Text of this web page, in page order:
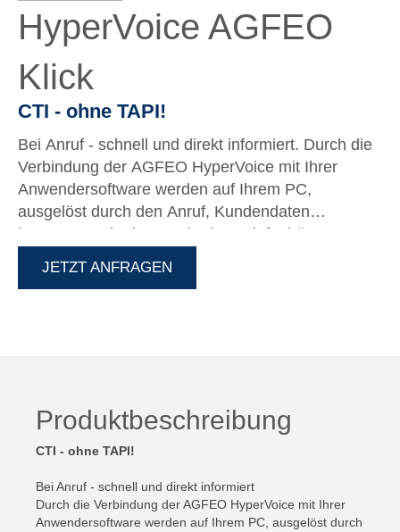
HyperVoice AGFEO
Klick
CTI - ohne TAPI!
Bei Anruf - schnell und direkt informiert. Durch die
Verbindung der AGFEO HyperVoice mit Ihrer
Anwendersoftware werden auf Ihrem PC,
ausgelöst durch den Anruf, Kundendaten
herausgesucht, bevor Sie den Telefonhörer
JETZT ANFRAGEN
Produktbeschreibung
CTI - ohne TAPI!
Bei Anruf - schnell und direkt informiert
Durch die Verbindung der AGFEO HyperVoice mit Ihrer
Anwendersoftware werden auf Ihrem PC, ausgelöst durch